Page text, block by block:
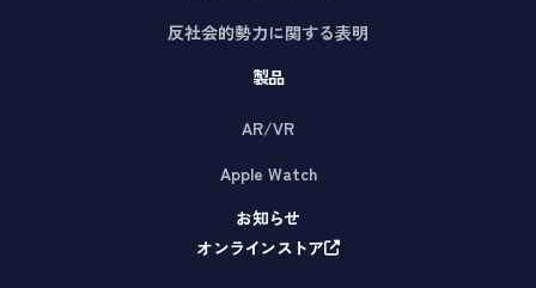
反社会的勢力に関する表明
製品
AR/VR
Apple Watch
お知らせ
オンラインストア